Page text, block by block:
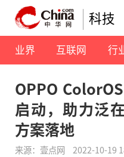
科技
业界 互联网 行
OPPO
启动，助力泛
方案落地
来源：壹点网 2022-10-19